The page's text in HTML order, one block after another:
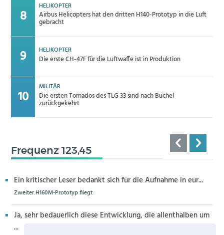
HELIKOPTER
Airbus Helicopters hat den dritten H140-Prototyp in die Luft
gebracht
HELIKOPTER
Die erste CH-47F für die Luftwaffe ist in Produktion
MILITÄR
Die ersten Tornados des TLG 33 sind nach Büchel
zurückgekehrt
Frequenz 123,45
Ein kritischer Leser bedankt sich für die Aufnahme in eur...
Zweiter H160M-Prototyp fliegt
Ja, sehr bedauerlich diese Entwicklung, die allenthalben um
...